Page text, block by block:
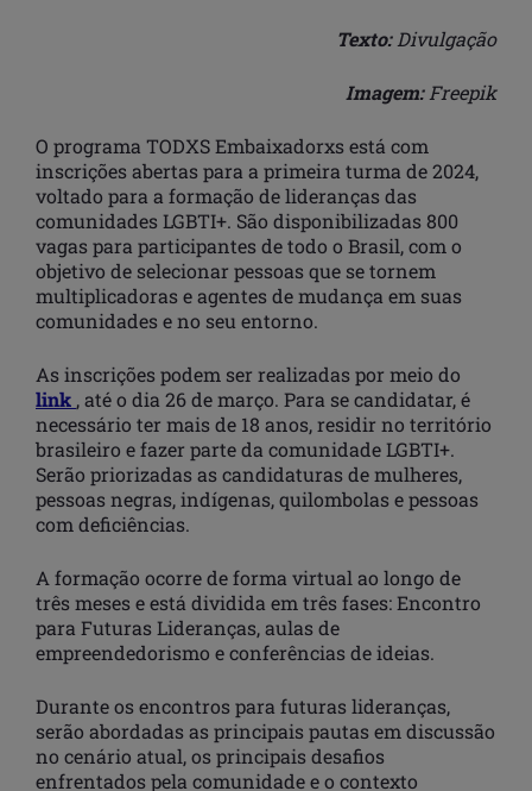
Texto:Divulgação
Imagem:Freepik
O programa TODXS Embaixadorxs está com
inscrições abertas para a primeira turma de 2024,
voltado para a formação de lideranças das
comunidades LGBTI+. São disponibilizadas 800
vagas para participantes de todo o Brasil, com o
objetivo de selecionar pessoas que se tornem
multiplicadoras e agentes de mudança em suas
comunidades e no seu entorno.
As inscrições podem ser realizadas por meio do
link , até o dia 26 de março. Para se candidatar, é
necessário ter mais de 18 anos, residir no território
brasileiro e fazer parte da comunidade LGBTI+.
Serão priorizadas as candidaturas de mulheres,
pessoas negras, indígenas, quilombolas e pessoas
com deficiências.
A formação ocorre de forma virtual ao longo de
três meses e está dividida em três fases: Encontro
para Futuras Lideranças, aulas de
empreendedorismo e conferências de ideias.
Durante os encontros para futuras lideranças,
serão abordadas as principais pautas em discussão
no cenário atual, os principais desafios
enfrentados pela comunidade e o contexto